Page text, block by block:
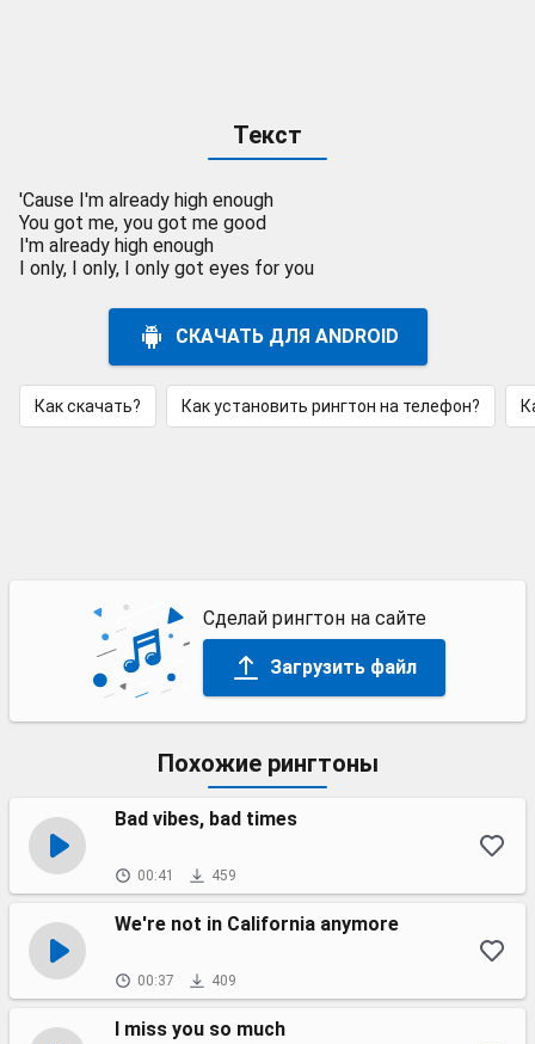
Текст
'Cause I'm already high enough
You got me, you got me good
I'm already high enough
I only, I only, I only got eyes for you
СКАЧАТЬ ДЛЯ ANDROID
Как скачать? Как установить рингтон на телефон?
Сделай рингтон на сайте
Загрузить файл
Похожие рингтоны
Bad vibes, bad times
00:41 459
We're not in California anymore
00:37 409
I miss you so much